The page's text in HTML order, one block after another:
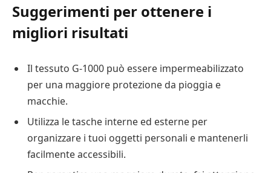
Suggerimenti per ottenere i
migliori risultati
Il tessuto G-1000 può essere impermeabilizzato
per una maggiore protezione da pioggia e
macchie.
Utilizza le tasche interne ed esterne per
organizzare i tuoi oggetti personali e mantenerli
facilmente accessibili.